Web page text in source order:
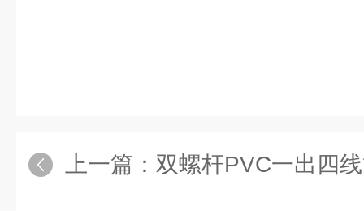
上一篇： 双螺杆PVC一出四